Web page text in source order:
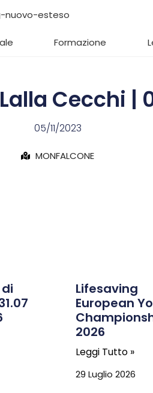
Formazione
Cecchi |
05/11/2023
MONFALCONE
Lifesaving
European
2026
Leggi Tutto »
29 Luglio 2026